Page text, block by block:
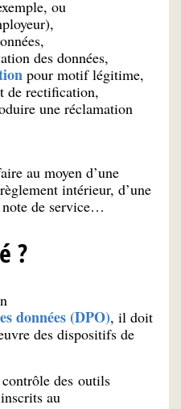
ou
des données,
pour motif légitime,
de rectification,
une réclamation
au moyen d’une
intérieur, d’une
de service…
?
données (DPO), il doit
des dispositifs de
des outils
au